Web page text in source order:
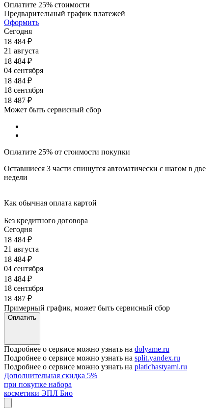
Оплатите 25% стоимости
Предварительный график платежей
Оформить
Сегодня
18 484 ₽
21 августа
18 484 ₽
04 сентября
18 484 ₽
18 сентября
18 487 ₽
Может быть сервисный сбор
Оплатите 25% от стоимости покупки
Оставшиеся 3 части спишутся автоматически с шагом в две
недели
Как обычная оплата картой
Без кредитного договора
Сегодня
18 484 ₽
21 августа
18 484 ₽
04 сентября
18 484 ₽
18 сентября
18 487 ₽
Примерный график, может быть сервисный сбор
Оплатить
Подробнее о сервисе можно узнать на dolyame.ru
Подробнее о сервисе можно узнать на split.yandex.ru
Подробнее о сервисе можно узнать на platichastyami.ru
Дополнительная скидка 5%
при покупке набора
косметики ЭПЛ Био